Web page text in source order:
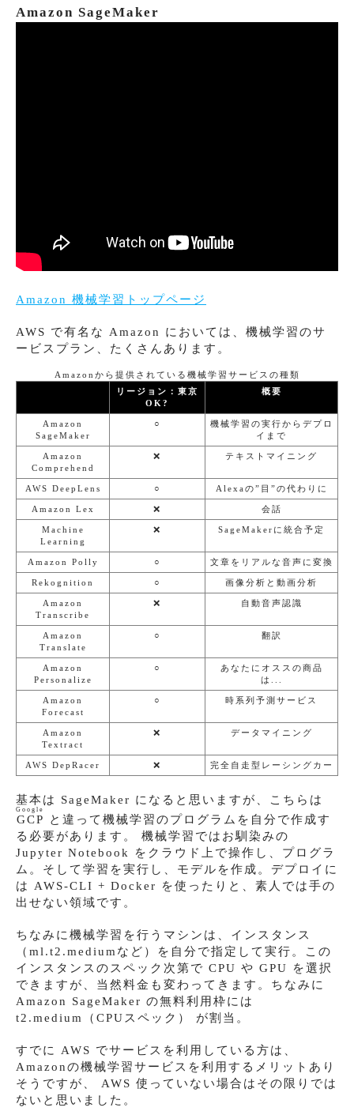
Amazon SageMaker
Amazon 機械学習トップページ
AWS で有名な Amazon においては、機械学習のサ
ービスプラン、たくさんあります。
Amazonから提供されている機械学習サービスの種類
リージョン：東京
OK?
概要
Amazon
SageMaker
○
機械学習の実行からデプロ
イまで
Amazon
Comprehend
❌ テキストマイニング
AWS DeepLens ○ Alexaの”目”の代わりに
Amazon Lex ❌ 会話
Machine
Learning
❌ SageMakerに統合予定
Amazon Polly ○ 文章をリアルな音声に変換
Rekognition ○ 画像分析と動画分析
Amazon
Transcribe
❌ 自動音声認識
Amazon
Translate
○ 翻訳
Amazon
Personalize
○
あなたにオススの商品
は...
Amazon
Forecast
○ 時系列予測サービス
Amazon
Textract
❌ データマイニング
AWS DepRacer ❌ 完全自走型レーシングカー
基本は SageMaker になると思いますが、こちらは
GCP
Google
と違って機械学習のプログラムを自分で作成す
る必要があります。 機械学習ではお馴染みの
Jupyter Notebook をクラウド上で操作し、プログラ
ム。そして学習を実行し、モデルを作成。デプロイに
は AWS-CLI + Docker を使ったりと、素人では手の
出せない領域です。
ちなみに機械学習を行うマシンは、インスタンス
（ml.t2.mediumなど）を自分で指定して実行。この
インスタンスのスペック次第で CPU や GPU を選択
できますが、当然料金も変わってきます。ちなみに
Amazon SageMaker の無料利用枠には
t2.medium（CPUスペック） が割当。
すでに AWS でサービスを利用している方は、
Amazonの機械学習サービスを利用するメリットあり
そうですが、 AWS 使っていない場合はその限りでは
ないと思いました。